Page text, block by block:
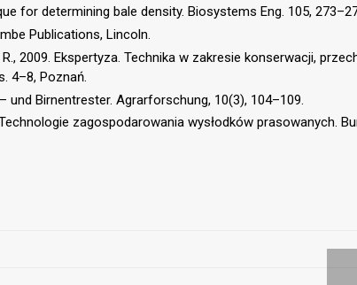
for determining bale density. Biosystems Eng. 105,
Publications, Lincoln.
2009. Ekspertyza. Technika w zakresie konserwacji,
4–8, Poznań.
und Birnentrester. Agrarforschung, 10(3), 104–109.
zagospodarowania wysłodków prasowanych.